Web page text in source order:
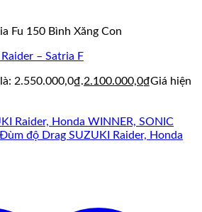
Fu 150 Bình Xăng Con
– Satria F
2.550.000,0₫.2.100.000,0₫Giá hiện